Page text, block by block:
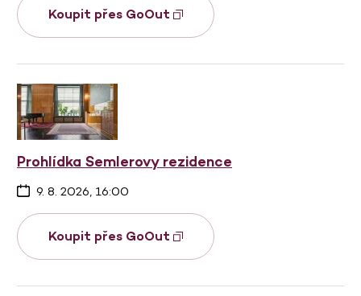
Koupit přes GoOut
Prohlídka Semlerovy rezidence
9. 8. 2026, 16:00
Koupit přes GoOut